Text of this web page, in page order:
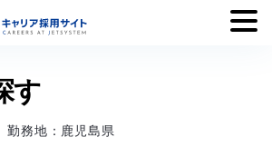
す
勤務地：鹿児島県